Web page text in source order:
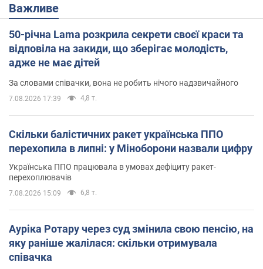
Важливе
50-річна Lama розкрила секрети своєї краси та
відповіла на закиди, що зберігає молодість,
адже не має дітей
За словами співачки, вона не робить нічого надзвичайного
7.08.2026 17:39 4,8 т.
Скільки балістичних ракет українська ППО
перехопила в липні: у Міноборони назвали цифру
Українська ППО працювала в умовах дефіциту ракет-
перехоплювачів
7.08.2026 15:09 6,8 т.
Ауріка Ротару через суд змінила свою пенсію, на
яку раніше жалілася: скільки отримувала
співачка